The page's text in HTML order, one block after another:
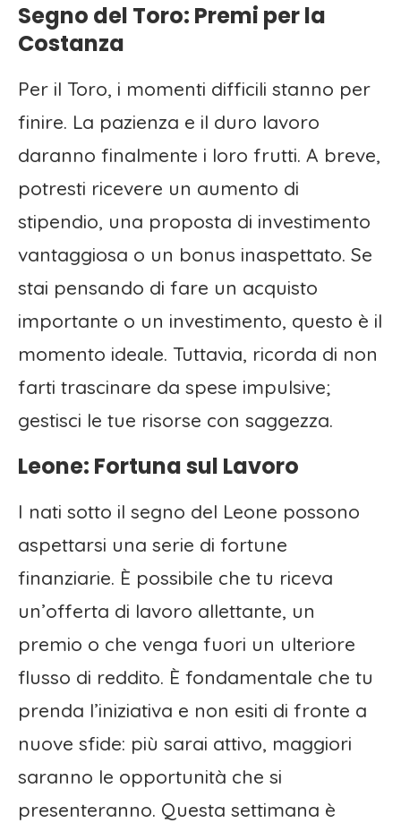
Segno del Toro: Premi per la
Costanza
Per il Toro, i momenti difficili stanno per
finire. La pazienza e il duro lavoro
daranno finalmente i loro frutti. A breve,
potresti ricevere un aumento di
stipendio, una proposta di investimento
vantaggiosa o un bonus inaspettato. Se
stai pensando di fare un acquisto
importante o un investimento, questo è il
momento ideale. Tuttavia, ricorda di non
farti trascinare da spese impulsive;
gestisci le tue risorse con saggezza.
Leone: Fortuna sul Lavoro
I nati sotto il segno del Leone possono
aspettarsi una serie di fortune
finanziarie. È possibile che tu riceva
un’offerta di lavoro allettante, un
premio o che venga fuori un ulteriore
flusso di reddito. È fondamentale che tu
prenda l’iniziativa e non esiti di fronte a
nuove sfide: più sarai attivo, maggiori
saranno le opportunità che si
presenteranno. Questa settimana è